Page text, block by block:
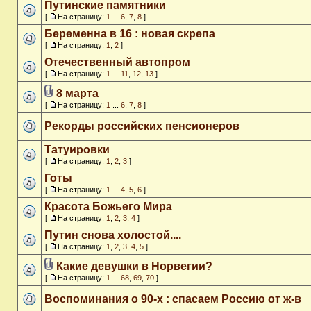
Путинские памятники
[ На страницу: 1 6 7 8 ]
Беременна в 16 : новая скрепа
[ На страницу: 1 2 ]
Отечественный автопром
[ На страницу: 1 11 12 13 ]
8 марта
[ На страницу: 1 6 7 8 ]
Рекорды российских пенсионеров
Татуировки
[ На страницу: 1 2 3 ]
Готы
[ На страницу: 1 4 5 6 ]
Красота Божьего Мира
[ На страницу: 1 2 3 4 ]
Путин снова холостой....
[ На страницу: 1 2 3 4 5 ]
Какие девушки в Норвегии?
[ На страницу: 1 68 69 70 ]
Воспоминания о 90-х : спасаем Россию от ж-в